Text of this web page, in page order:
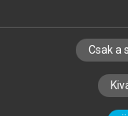
SZERZŐKNEK
Csak a